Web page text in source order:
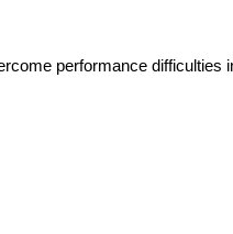
performance difficulties